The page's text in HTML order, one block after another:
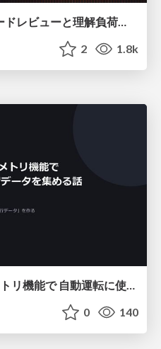
2 1.8k
Forza Horizon 6 のテレメトリ機能で 自動運転に使えそうな学習データを集める話
0 140